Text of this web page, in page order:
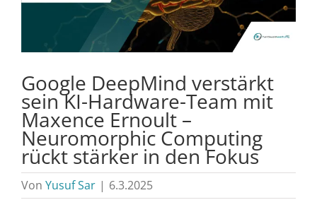
Google DeepMind verstärkt
sein KI-Hardware-Team mit
Maxence Ernoult –
Neuromorphic Computing
rückt stärker in den Fokus
Von Yusuf Sar | 6.3.2025